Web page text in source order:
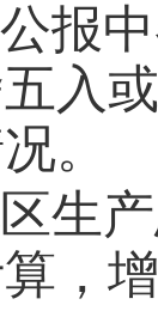
报
入
。
生
，